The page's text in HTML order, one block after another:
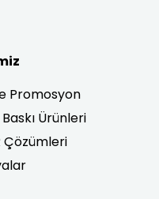
Promosyon
Ürünleri
Çözümleri